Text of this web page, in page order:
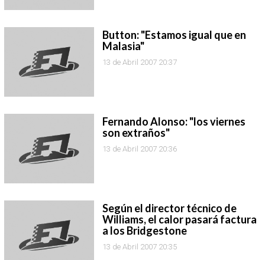
Button: "Estamos igual que en
Malasia"
13 de Abril 2007 20:37
Fernando Alonso: "los viernes
son extraños"
13 de Abril 2007 20:36
Según el director técnico de
Williams, el calor pasará factura
a los Bridgestone
13 de Abril 2007 20:35